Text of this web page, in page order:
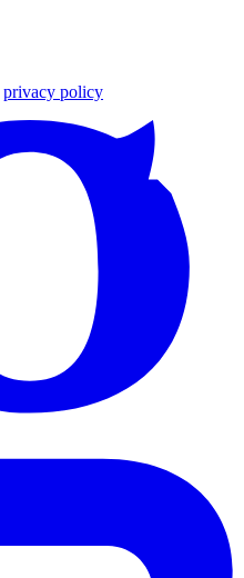
privacy policy